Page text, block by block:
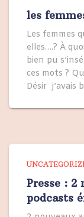
les
Les femmes
elles….? À
bien pu
ces mots ?
Désir j’avais
Presse : 2
podcasts